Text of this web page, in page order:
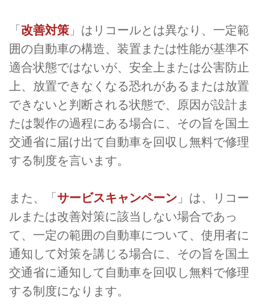
「改善対策 」はリコールとは異なり、一定範
囲の自動車の構造、装置または性能が基準不
適合状態ではないが、安全上または公害防止
上、放置できなくなる恐れがあるまたは放置
できないと判断される状態で、原因が設計ま
たは製作の過程にある場合に、その旨を国土
交通省に届け出て自動車を回収し無料で修理
する制度を言います。
また、「 サービスキャンペーン 」は、リコー
ルまたは改善対策に該当しない場合であっ
て、一定の範囲の自動車について、使用者に
通知して対策を講じる場合に、その旨を国土
交通省に通知して自動車を回収し無料で修理
する制度になります。